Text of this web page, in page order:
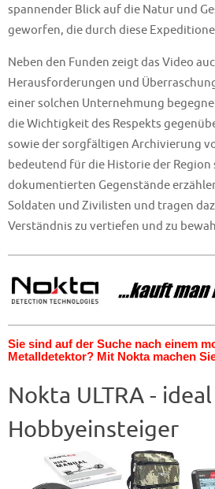
spannender Blick auf die Natur und
geworfen, die durch diese
Neben den Funden zeigt das Video
Herausforderungen und
einer solchen Unternehmung
die Wichtigkeit des Respekts
sowie der sorgfältigen Archivierung
bedeutend für die Historie der Region
dokumentierten Gegenstände
Soldaten und Zivilisten und tragen
Verständnis zu vertiefen und zu
Sie sind auf der Suche nach einem
Metalldetektor? Mit Nokta machen
Nokta ULTRA -
Hobbyeinsteiger